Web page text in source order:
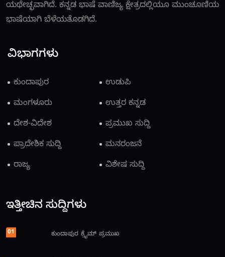
ಯಥೇಚ್ಛವಾಗಿದೆ. ಕನ್ನಡ ಭಾಷೆ ವಾಣಿಜ್ಯ ಕ್ಷೇತ್ರದಲ್ಲಿಯೂ ಮುಂಚೂಣಿಯ
ಭಾಷೆಯಾಗಿ ಬೆಳೆಯತೊಡಗಿದೆ.
ವಿಭಾಗಗಳು
ಕುಂದಾಪುರ
ಉಡುಪಿ
ಮಂಗಳೂರು
ಉತ್ತರ ಕನ್ನಡ
ದೇಶ-ವಿದೇಶ
ಪ್ರಮುಖ ಸುದ್ದಿ
ಪ್ರಾದೇಶಿಕ ಸುದ್ದಿ
ಮನರಂಜನೆ
ರಾಜ್ಯ
ವಿಶೇಷ ಸುದ್ದಿ
ಇತ್ತೀಚಿನ ಸುದ್ದಿಗಳು
01 ಕುಂದಾಪುರ ಕ್ರೈಮ್ ಪ್ರಮುಖ